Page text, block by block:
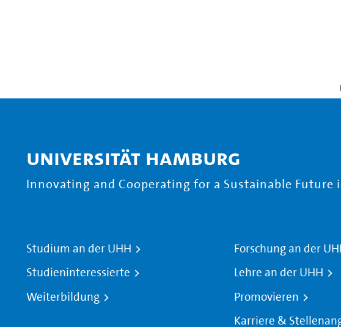
Universität Hamburg
Innovating and Cooperating for a Sustainable Future
Studium an der UHH
Studieninteressierte
Weiterbildung
Forschung an der
Lehre an der UHH
Promovieren
Karriere &